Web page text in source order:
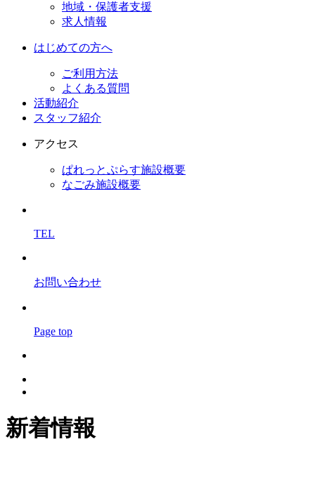
地域・保護者支援
求人情報
はじめての方へ
ご利用方法
よくある質問
活動紹介
スタッフ紹介
アクセス
ぱれっとぷらす施設概要
なごみ施設概要
TEL
お問い合わせ
Page top
新着情報